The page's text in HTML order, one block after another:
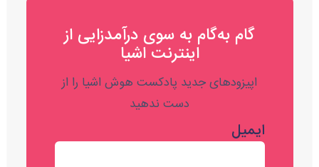
گام به‌گام به‌ سوی درآمدزایی از
اینترنت اشیا
اپیزودهای جدید پادکست هوش اشیا را از
دست ندهید
ایمیل